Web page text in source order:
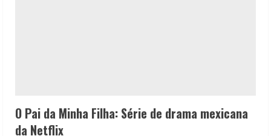
O Pai da Minha Filha: Série de drama mexicana
da Netflix